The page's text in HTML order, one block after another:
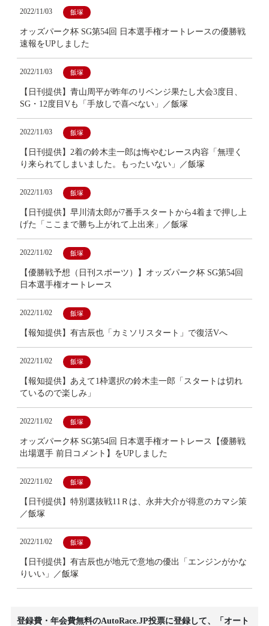
2022/11/03 飯塚
オッズパーク杯 SG第54回 日本選手権オートレースの優勝戦
速報をUPしました
2022/11/03 飯塚
【日刊提供】青山周平が昨年のリベンジ果たし大会3度目、
SG・12度目Vも「手放しで喜べない」／飯塚
2022/11/03 飯塚
【日刊提供】2着の鈴木圭一郎は悔やむレース内容「無理く
り来られてしまいました。もったいない」／飯塚
2022/11/03 飯塚
【日刊提供】早川清太郎が7番手スタートから4着まで押し上
げた「ここまで勝ち上がれて上出来」／飯塚
2022/11/02 飯塚
【優勝戦予想（日刊スポーツ）】オッズパーク杯 SG第54回
日本選手権オートレース
2022/11/02 飯塚
【報知提供】有吉辰也「カミソリスタート」で復活Vへ
2022/11/02 飯塚
【報知提供】あえて1枠選択の鈴木圭一郎「スタートは切れ
ているので楽しみ」
2022/11/02 飯塚
オッズパーク杯 SG第54回 日本選手権オートレース【優勝戦
出場選手 前日コメント】をUPしました
2022/11/02 飯塚
【日刊提供】特別選抜戦11Ｒは、永井大介が得意のカマシ策
／飯塚
2022/11/02 飯塚
【日刊提供】有吉辰也が地元で意地の優出「エンジンがかな
りいい」／飯塚
登録費・年会費無料のAutoRace.JP投票に登録して、「オート